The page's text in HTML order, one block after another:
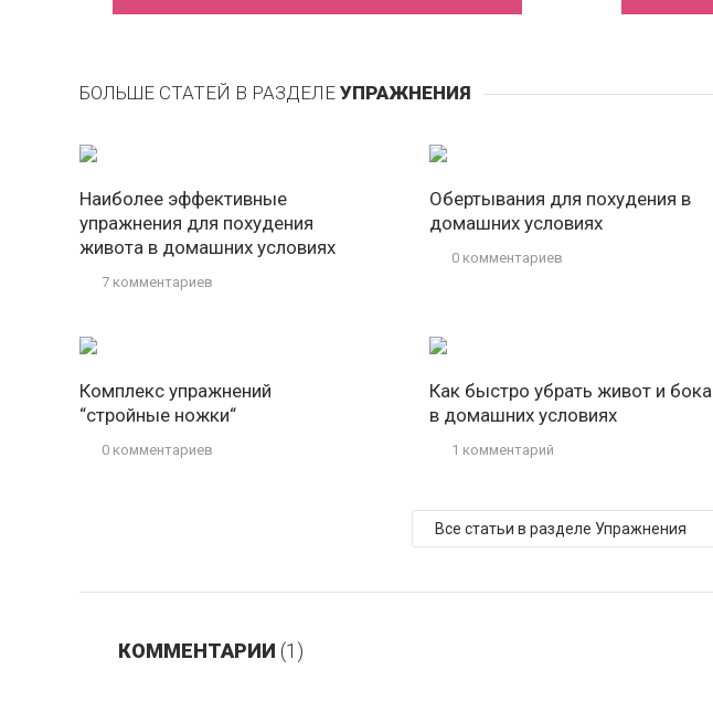
БОЛЬШЕ СТАТЕЙ В РАЗДЕЛЕ УПРАЖНЕНИЯ
Наиболее эффективные
упражнения для похудения
живота в домашних условиях
7 комментариев
Обертывания для похудения в
домашних условиях
0 комментариев
Комплекс упражнений
“стройные ножки“
0 комментариев
Как быстро убрать живот и бока
в домашних условиях
1 комментарий
Все статьи в разделе Упражнения
КОММЕНТАРИИ (1)